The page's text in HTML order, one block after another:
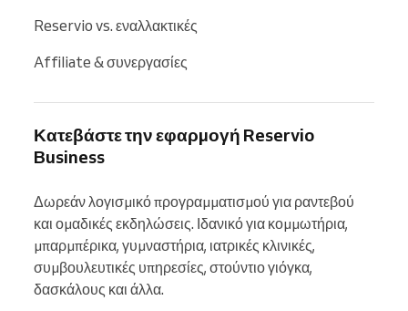
Reservio vs. εναλλακτικές
Affiliate & συνεργασίες
Κατεβάστε την εφαρμογή Reservio
Business
Δωρεάν λογισμικό προγραμματισμού για ραντεβού
και ομαδικές εκδηλώσεις. Ιδανικό για κομμωτήρια,
μπαρμπέρικα, γυμναστήρια, ιατρικές κλινικές,
συμβουλευτικές υπηρεσίες, στούντιο γιόγκα,
δασκάλους και άλλα.